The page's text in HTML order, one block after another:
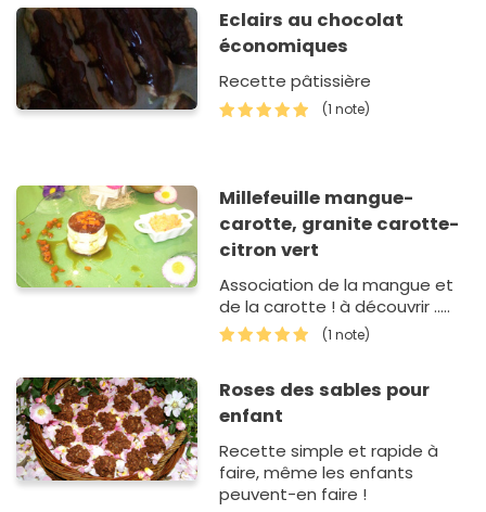
Eclairs au chocolat
économiques
Recette pâtissière
(1 note)
Millefeuille mangue-
carotte, granite carotte-
citron vert
Association de la mangue et
de la carotte ! à découvrir .....
(1 note)
Roses des sables pour
enfant
Recette simple et rapide à
faire, même les enfants
peuvent-en faire !